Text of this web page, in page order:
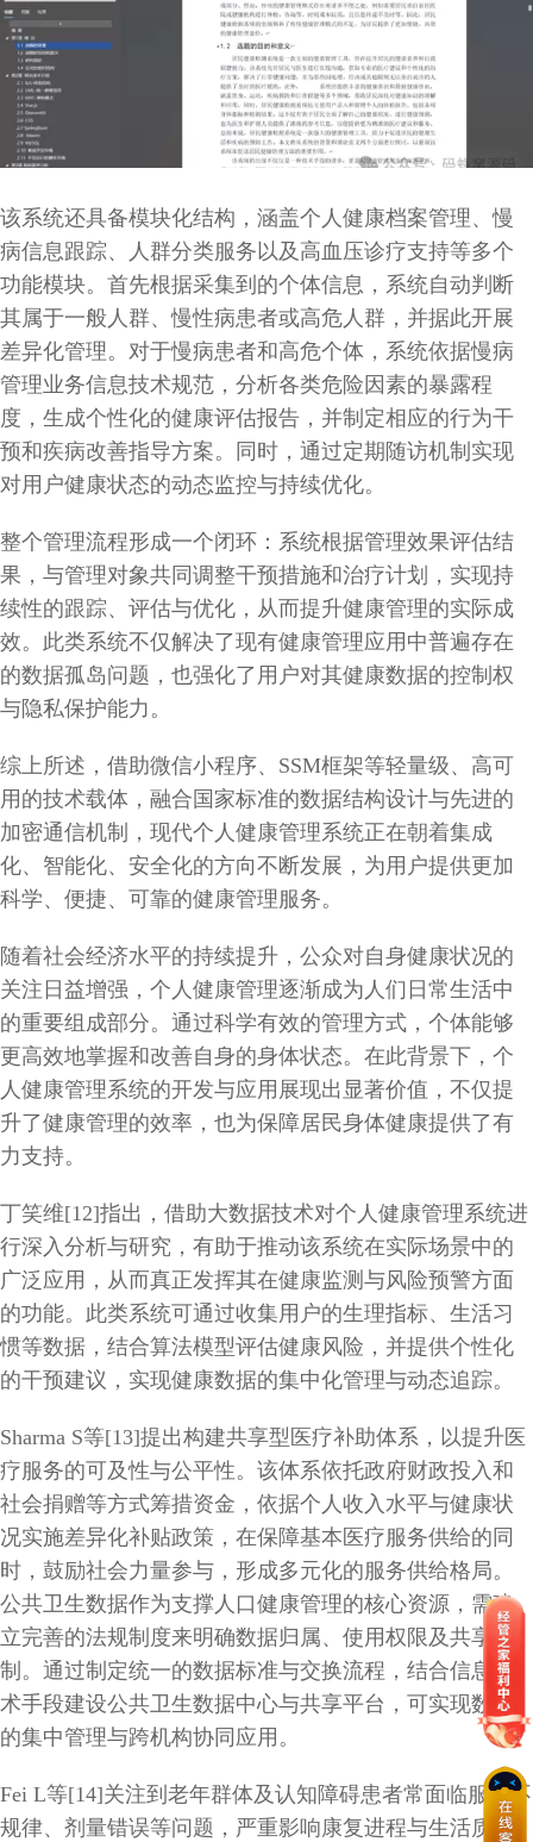
该系统还具备模块化结构，涵盖个人健康档案管理、慢
病信息跟踪、人群分类服务以及高血压诊疗支持等多个
功能模块。首先根据采集到的个体信息，系统自动判断
其属于一般人群、慢性病患者或高危人群，并据此开展
差异化管理。对于慢病患者和高危个体，系统依据慢病
管理业务信息技术规范，分析各类危险因素的暴露程
度，生成个性化的健康评估报告，并制定相应的行为干
预和疾病改善指导方案。同时，通过定期随访机制实现
对用户健康状态的动态监控与持续优化。
整个管理流程形成一个闭环：系统根据管理效果评估结
果，与管理对象共同调整干预措施和治疗计划，实现持
续性的跟踪、评估与优化，从而提升健康管理的实际成
效。此类系统不仅解决了现有健康管理应用中普遍存在
的数据孤岛问题，也强化了用户对其健康数据的控制权
与隐私保护能力。
综上所述，借助微信小程序、SSM框架等轻量级、高可
用的技术载体，融合国家标准的数据结构设计与先进的
加密通信机制，现代个人健康管理系统正在朝着集成
化、智能化、安全化的方向不断发展，为用户提供更加
科学、便捷、可靠的健康管理服务。
随着社会经济水平的持续提升，公众对自身健康状况的
关注日益增强，个人健康管理逐渐成为人们日常生活中
的重要组成部分。通过科学有效的管理方式，个体能够
更高效地掌握和改善自身的身体状态。在此背景下，个
人健康管理系统的开发与应用展现出显著价值，不仅提
升了健康管理的效率，也为保障居民身体健康提供了有
力支持。
丁笑维[12]指出，借助大数据技术对个人健康管理系统进
行深入分析与研究，有助于推动该系统在实际场景中的
广泛应用，从而真正发挥其在健康监测与风险预警方面
的功能。此类系统可通过收集用户的生理指标、生活习
惯等数据，结合算法模型评估健康风险，并提供个性化
的干预建议，实现健康数据的集中化管理与动态追踪。
Sharma S等[13]提出构建共享型医疗补助体系，以提升医
疗服务的可及性与公平性。该体系依托政府财政投入和
社会捐赠等方式筹措资金，依据个人收入水平与健康状
况实施差异化补贴政策，在保障基本医疗服务供给的同
时，鼓励社会力量参与，形成多元化的服务供给格局。
公共卫生数据作为支撑人口健康管理的核心资源，需建
立完善的法规制度来明确数据归属、使用权限及共享机
制。通过制定统一的数据标准与交换流程，结合信息技
术手段建设公共卫生数据中心与共享平台，可实现数据
的集中管理与跨机构协同应用。
Fei L等[14]关注到老年群体及认知障碍患者常面临服药不
规律、剂量错误等问题，严重影响康复进程与生活质